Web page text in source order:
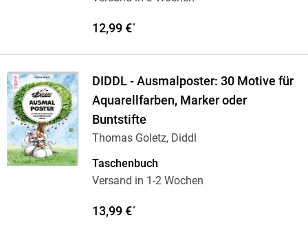
12,99 €*
DIDDL - Ausmalposter: 30 Motive für
Aquarellfarben, Marker oder
Buntstifte
Thomas Goletz, Diddl
Taschenbuch
Versand in 1-2 Wochen
13,99 €*